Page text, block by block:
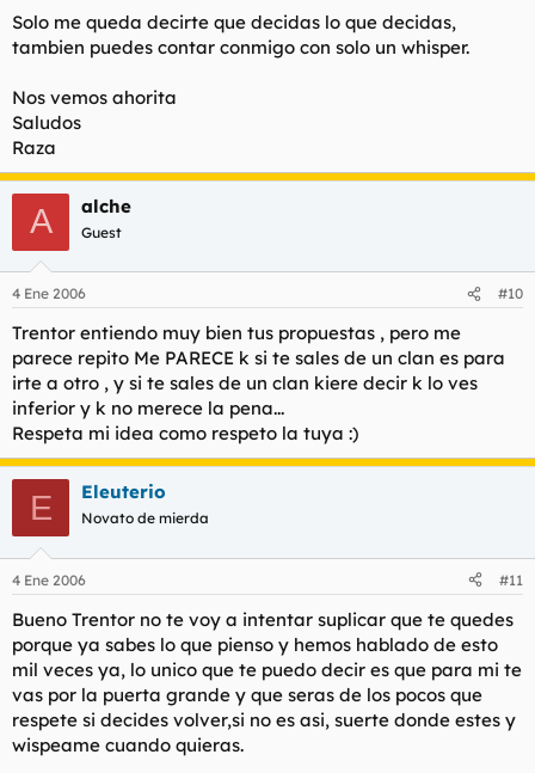
Solo me queda decirte que decidas lo que decidas,
tambien puedes contar conmigo con solo un whisper.
Nos vemos ahorita
Saludos
Raza
A alche
Guest
4 Ene 2006 #10
Trentor entiendo muy bien tus propuestas , pero me
parece repito Me PARECE k si te sales de un clan es para
irte a otro , y si te sales de un clan kiere decir k lo ves
inferior y k no merece la pena...
Respeta mi idea como respeto la tuya :)
E Eleuterio
Novato de mierda
4 Ene 2006 #11
Bueno Trentor no te voy a intentar suplicar que te quedes
porque ya sabes lo que pienso y hemos hablado de esto
mil veces ya, lo unico que te puedo decir es que para mi te
vas por la puerta grande y que seras de los pocos que
respete si decides volver,si no es asi, suerte donde estes y
wispeame cuando quieras.